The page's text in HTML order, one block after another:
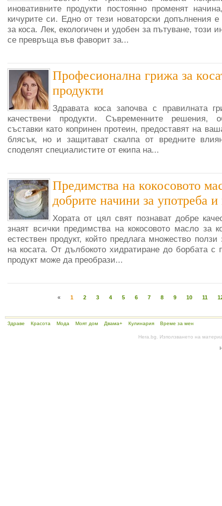
иновативните продукти постоянно променят
кичурите си. Едно от тези новаторски допълнения
за коса. Лек, екологичен и удобен за пътуване, този
се превръща във фаворит за...
Професионална грижа за
продукти
Здравата коса започва с правилната
качествени продукти. Съвременните решения,
съставки като копринен протеин, предоставят на
блясък, но и защитават скалпа от вредните
споделят специалистите от екипа на...
Предимства на кокосовото
добрите начини за употреба и
Хората от цял свят познават добре
знаят всички предимства на кокосовото масло за
естествен продукт, който предлага множество ползи
на косата. От дълбокото хидратиране до борбата с
продукт може да преобрази...
« 1 2 3 4 5 6 7 8 9 10 11
Здраве Красота Мода Моят дом Двама+ Кулинария Време за мен
Hera.bg. Използването на